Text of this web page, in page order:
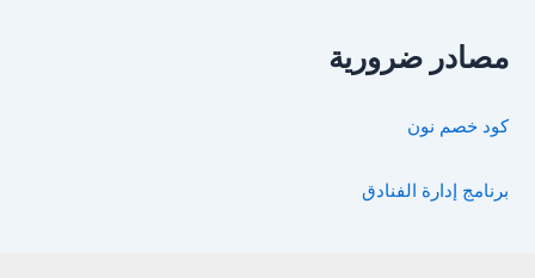
مصادر ضرورية
كود خصم نون
برنامج إدارة الفنادق